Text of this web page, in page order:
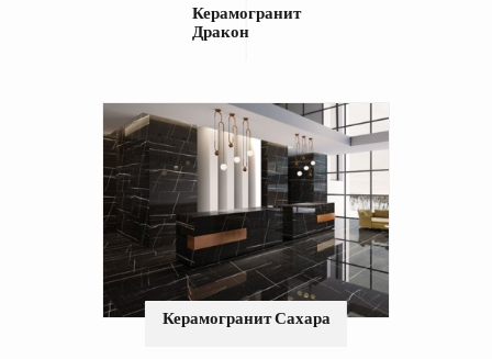
Керамогранит
Дракон
Керамогранит Сахара